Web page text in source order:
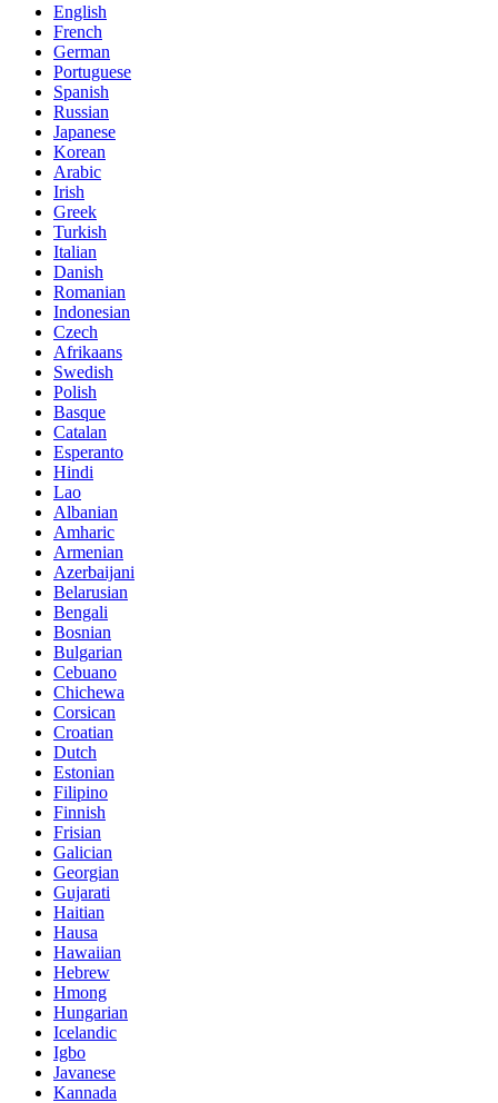
English
French
German
Portuguese
Spanish
Russian
Japanese
Korean
Arabic
Irish
Greek
Turkish
Italian
Danish
Romanian
Indonesian
Czech
Afrikaans
Swedish
Polish
Basque
Catalan
Esperanto
Hindi
Lao
Albanian
Amharic
Armenian
Azerbaijani
Belarusian
Bengali
Bosnian
Bulgarian
Cebuano
Chichewa
Corsican
Croatian
Dutch
Estonian
Filipino
Finnish
Frisian
Galician
Georgian
Gujarati
Haitian
Hausa
Hawaiian
Hebrew
Hmong
Hungarian
Icelandic
Igbo
Javanese
Kannada